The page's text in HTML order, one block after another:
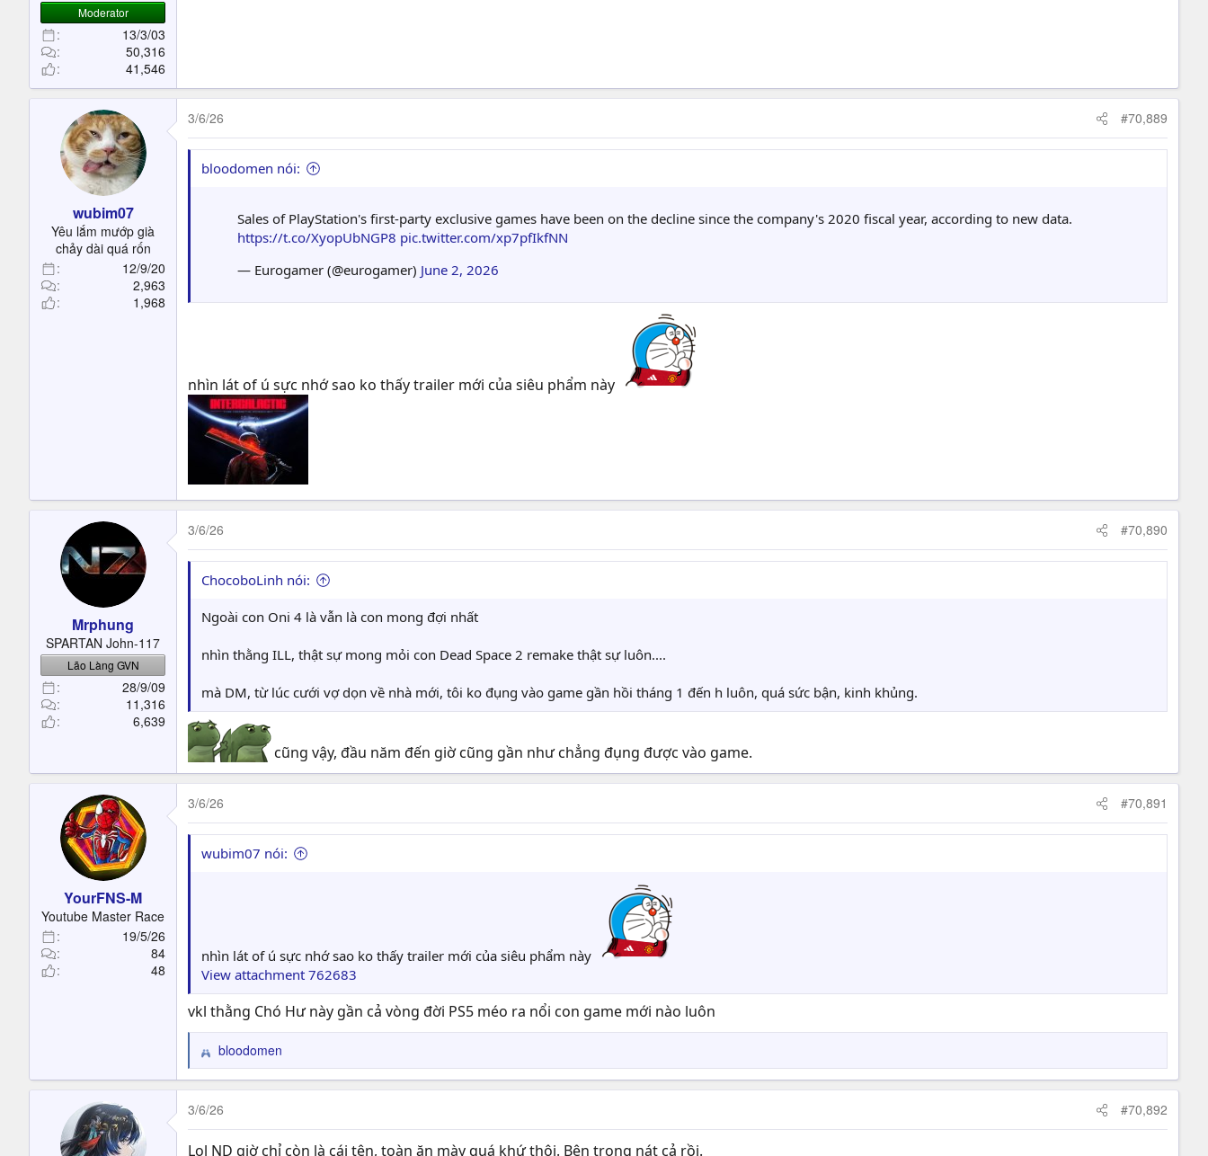
Moderator
13/3/03
50,316
41,546
wubim07
Yêu lắm mướp già
chảy dài quá rốn
12/9/20
2,963
1,968
3/6/26 #70,889
bloodomen nói:
Sales of PlayStation's first-party exclusive games have been on the decline since the company's 2020 fiscal year, according to new data.
https://t.co/XyopUbNGP8 pic.twitter.com/xp7pfIkfNN
— Eurogamer (@eurogamer) June 2, 2026
nhìn lát of ú sực nhớ sao ko thấy trailer mới của siêu phẩm này
Mrphung
SPARTAN John-117
Lão Làng GVN
28/9/09
11,316
6,639
3/6/26 #70,890
ChocoboLinh nói:
Ngoài con Oni 4 là vẫn là con mong đợi nhất
nhìn thằng ILL, thật sự mong mỏi con Dead Space 2 remake thật sự luôn....
mà DM, từ lúc cưới vợ dọn về nhà mới, tôi ko đụng vào game gần hồi tháng 1 đến h luôn, quá sức bận, kinh khủng.
cũng vậy, đầu năm đến giờ cũng gần như chẳng đụng được vào game.
YourFNS-M
Youtube Master Race
19/5/26
84
48
3/6/26 #70,891
wubim07 nói:
nhìn lát of ú sực nhớ sao ko thấy trailer mới của siêu phẩm này
View attachment 762683
vkl thằng Chó Hư này gần cả vòng đời PS5 méo ra nổi con game mới nào luôn
R
e
a
c
t
bloodomen
3/6/26 #70,892
Lol ND giờ chỉ còn là cái tên, toàn ăn mày quá khứ thôi. Bên trong nát cả rồi.